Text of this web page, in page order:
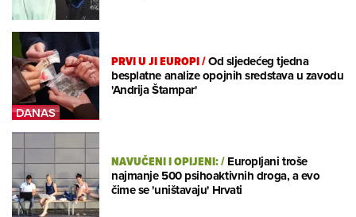
PRVI U JI EUROPI/Od sljedećeg tjedna
besplatne analize opojnih sredstava u zavodu
'Andrija Štampar'
NAVUČENI I OPIJENI:/Europljani troše
najmanje 500 psihoaktivnih droga, a evo
čime se 'uništavaju' Hrvati